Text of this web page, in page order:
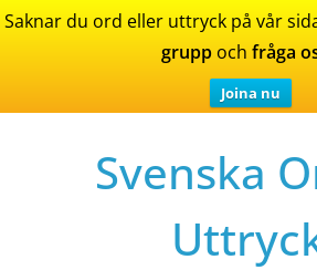
Saknar du ord eller uttryck på vår
gruppoch fråga
Joina nu
Svenska